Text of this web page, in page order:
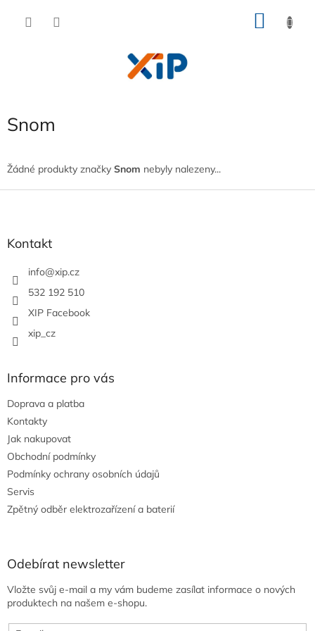
Snom
Žádné produkty značky Snom nebyly nalezeny...
Kontakt
info@xip.cz
532 192 510
XIP Facebook
xip_cz
Informace pro vás
Doprava a platba
Kontakty
Jak nakupovat
Obchodní podmínky
Podmínky ochrany osobních údajů
Servis
Zpětný odběr elektrozařízení a baterií
Odebírat newsletter
Vložte svůj e-mail a my vám budeme zasílat informace o nových
produktech na našem e-shopu.